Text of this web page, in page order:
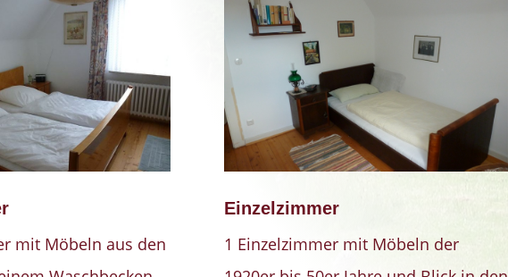
mit Möbeln aus den
Einzelzimmer
1 Einzelzimmer mit Möbeln der